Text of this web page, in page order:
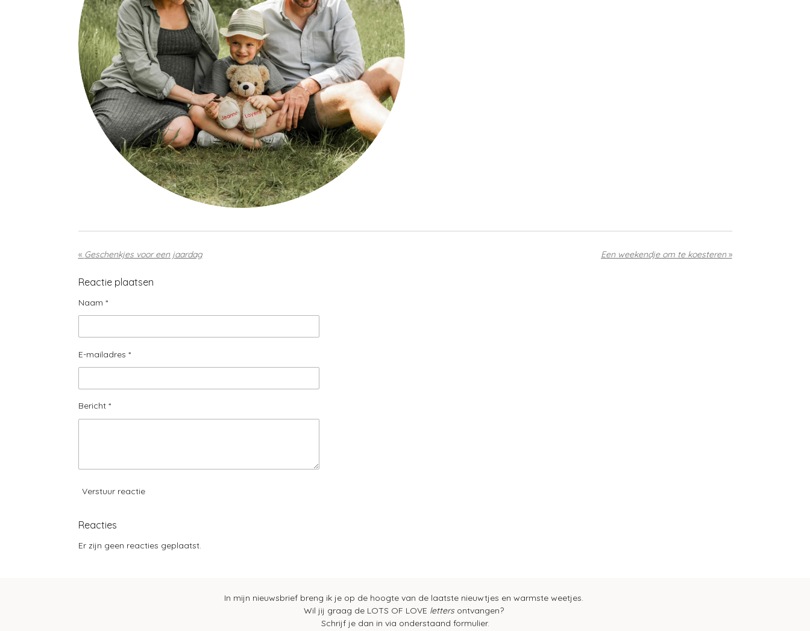
« Geschenkjes voor een jaardag Een weekendje om te koesteren»
Reactie plaatsen
Naam *
E-mailadres *
Bericht *
Verstuur reactie
Reacties
Er zijn geen reacties geplaatst.
In mijn nieuwsbrief breng ik je op de hoogte van de laatste nieuwtjes en warmste weetjes.
Wil jij graag de LOTS OF LOVE lettersontvangen?
Schrijf je dan in via onderstaand formulier.